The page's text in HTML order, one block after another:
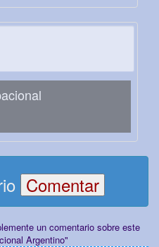
un comentario sobre este
Argentino"